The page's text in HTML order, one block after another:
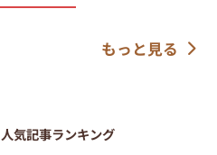
もっと見る
人気記事ランキング